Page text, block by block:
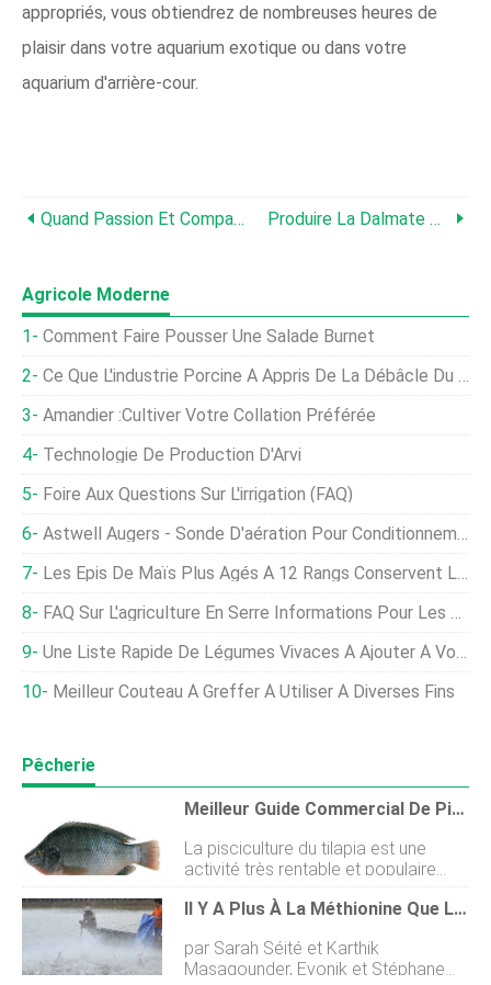
appropriés, vous obtiendrez de nombreuses heures de
plaisir dans votre aquarium exotique ou dans votre
aquarium d'arrière-cour.
Quand Passion Et Compassion Se Conjuguent Produire La Dalmate Molly Par Croisement
Agricole Moderne
Comment Faire Pousser Une Salade Burnet
Ce Que L'industrie Porcine A Appris De La Débâcle Du Coronavirus
Amandier :Cultiver Votre Collation Préférée
Technologie De Production D'Arvi
Foire Aux Questions Sur L'irrigation (FAQ)
Astwell Augers - Sonde D'aération Pour Conditionnement Des Grains
Les Épis De Maïs Plus Âgés À 12 Rangs Conservent Leur Valeur
FAQ Sur L'agriculture En Serre Informations Pour Les Débutants
Une Liste Rapide De Légumes Vivaces À Ajouter À Votre Jardin
Meilleur Couteau À Greffer À Utiliser À Diverses Fins
Pêcherie
Meilleur Guide Commercial De Pisciculture De Tilapia Pour Les Débutants
La pisciculture du tilapia est une
activité très rentable et populaire
dans le monde entier. Cest une
espèce de poisson très commune
lespèce économiquement la plus
importante. Tilapia est en fait le nom
Il Y A Plus À La Méthionine Que La Croissance
par Sarah Séité et Karthik
Masagounder, Evonik et Stéphane